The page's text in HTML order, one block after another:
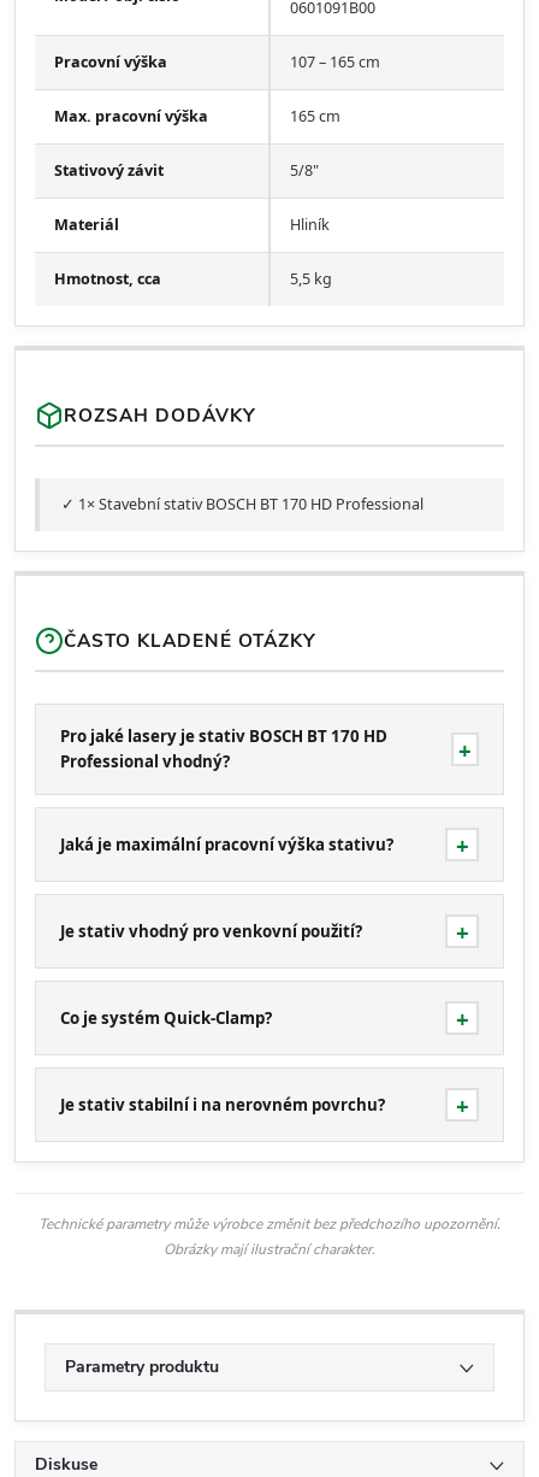
0601091B00
Pracovní výška 107 – 165 cm
Max. pracovní výška 165 cm
Stativový závit 5/8"
Materiál Hliník
Hmotnost, cca 5,5 kg
ROZSAH DODÁVKY
✓ 1× Stavební stativ BOSCH BT 170 HD Professional
ČASTO KLADENÉ OTÁZKY
Pro jaké lasery je stativ BOSCH BT 170 HD
Professional vhodný?
Jaká je maximální pracovní výška stativu?
Je stativ vhodný pro venkovní použití?
Co je systém Quick-Clamp?
Je stativ stabilní i na nerovném povrchu?
Technické parametry může výrobce změnit bez předchozího upozornění.
Obrázky mají ilustrační charakter.
Parametry produktu
Diskuse